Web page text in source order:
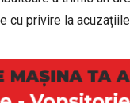
cu privire la